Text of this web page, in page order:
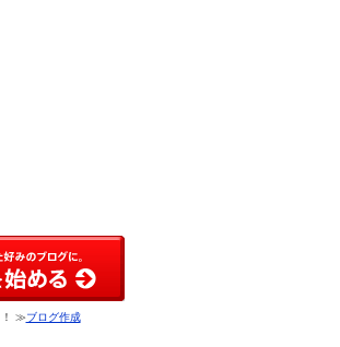
！ ≫ブログ作成